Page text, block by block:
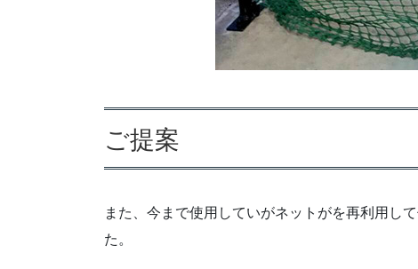
ご提案
また、今まで使用していがネットがを再利用し
た。